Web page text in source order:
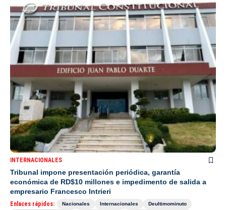
INTERNACIONALES
Tribunal impone presentación periódica, garantía
económica de RD$10 millones e impedimento de salida a
empresario Francesco Intrieri
Enlaces rápidos: Nacionales Internacionales
Deultimominuto